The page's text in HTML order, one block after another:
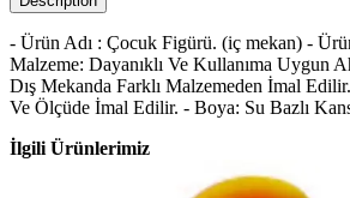
- Ürün Adı : Çocuk Figürü. (iç mekan) -
Malzeme: Dayanıklı Ve Kullanıma Uygun
Dış Mekanda Farklı Malzemeden İmal
Ve Ölçüde İmal Edilir. - Boya: Su Bazlı
İlgili Ürünlerimiz